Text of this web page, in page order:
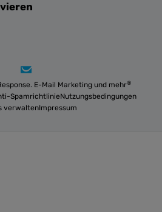
E-Mail Marketing und mehr®
SpamrichtlinieNutzungsbedingungen
verwaltenImpressum